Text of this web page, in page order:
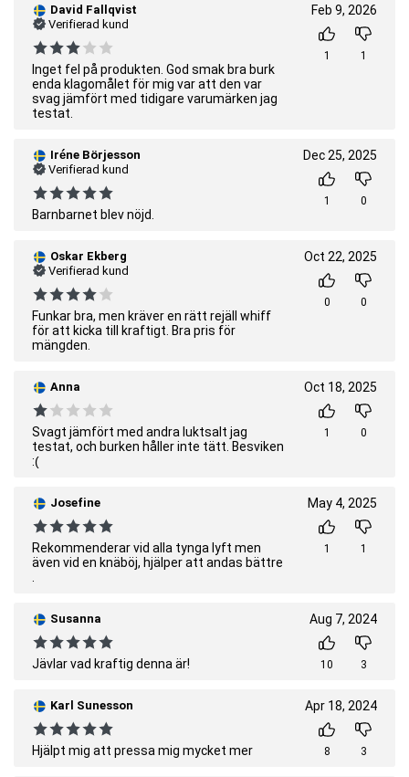
David Fallqvist
Verifierad kund
Inget fel på produkten. God smak bra burk
enda klagomålet för mig var att den var
svag jämfört med tidigare varumärken jag
testat.
Feb 9, 2026
1 1
Iréne Börjesson
Verifierad kund
Barnbarnet blev nöjd.
Dec 25, 2025
1 0
Oskar Ekberg
Verifierad kund
Funkar bra, men kräver en rätt rejäll whiff
för att kicka till kraftigt. Bra pris för
mängden.
Oct 22, 2025
0 0
Anna
Svagt jämfört med andra luktsalt jag
testat, och burken håller inte tätt. Besviken
:(
Oct 18, 2025
1 0
Josefine
Rekommenderar vid alla tynga lyft men
även vid en knäböj, hjälper att andas bättre
May 4, 2025
1 1
Susanna
Jävlar vad kraftig denna är!
Aug 7, 2024
10 3
Karl Sunesson
Hjälpt mig att pressa mig mycket mer
Apr 18, 2024
8 3